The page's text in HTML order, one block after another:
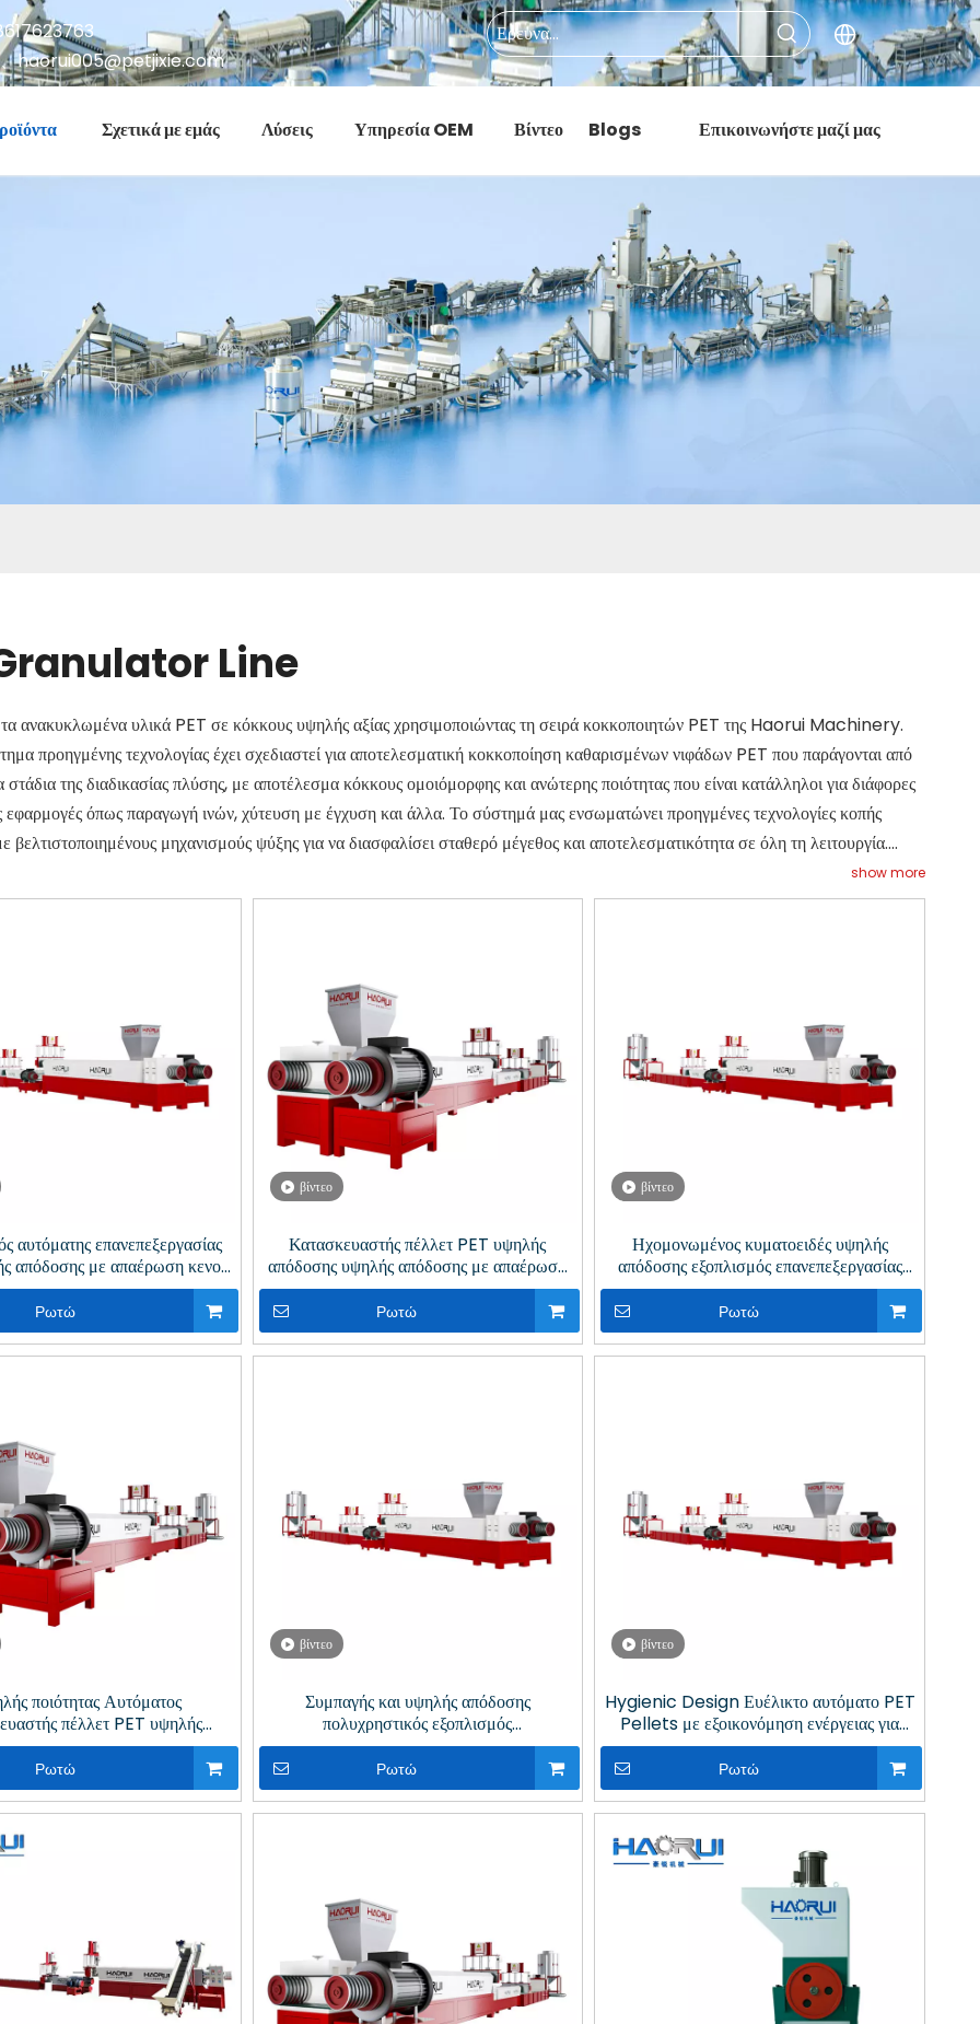
、haorui005@petjixie.com
Σχετικά με εμάς Λύσεις Υπηρεσία OEM Βίντεο Blogs Επικοινωνήστε μαζί μας
Line
ανακυκλωμένα υλικά PET σε κόκκους υψηλής αξίας χρησιμοποιώντας τη σειρά κοκκοποιητών PET της Haorui Machinery.
προηγμένης τεχνολογίας έχει σχεδιαστεί για αποτελεσματική κοκκοποίηση καθαρισμένων νιφάδων PET που παράγονται από
της διαδικασίας πλύσης, με αποτέλεσμα κόκκους ομοιόμορφης και ανώτερης ποιότητας που είναι κατάλληλοι για διάφορες
εφαρμογές όπως παραγωγή ινών, χύτευση με έγχυση και άλλα. Το σύστημά μας ενσωματώνει προηγμένες τεχνολογίες κοπής
βελτιστοποιημένους μηχανισμούς ψύξης για να διασφαλίσει σταθερό μέγεθος και αποτελεσματικότητα σε όλη τη λειτουργία.
στην τεχνογνωσία της Haorui Machinery στην ανακύκλωση πλαστικών για την παροχή λύσεων σειράς κοκκοποιητών PET
για τις ανάγκες της επιχείρησής σας.
show more
αυτόματης επανεπεξεργασίας
απόδοσης με απαέρωση κενού
ανακύκλωση πλαστικών
Ρωτώ
βίντεο
Κατασκευαστής πέλλετ PET υψηλής
απόδοσης υψηλής απόδοσης με απαέρωση
κενού για ανακύκλωση πλαστικών
Ρωτώ
βίντεο
Ηχομονωμένος κυματοειδές υψηλής
απόδοσης εξοπλισμός επανεπεξεργασίας
PET για ανακύκλωση πλαστικών
Ρωτώ
ποιότητας Αυτόματος
πέλλετ PET υψηλής
με απαέρωση κενού για
ανακύκλωση πλαστικών
Ρωτώ
βίντεο
Συμπαγής και υψηλής απόδοσης
πολυχρηστικός εξοπλισμός
επανεπεξεργασίας PET με απαέρωση κενού
για ανακύκλωση πλαστικών
Ρωτώ
βίντεο
Hygienic Design Ευέλικτο αυτόματο PET
Pellets με εξοικονόμηση ενέργειας για
ανακύκλωση πλαστικών
Ρωτώ